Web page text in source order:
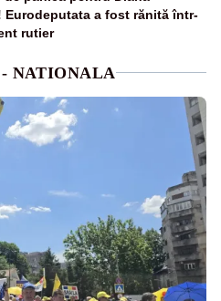
Eurodeputata a fost rănită într-
rutier
NATIONALA